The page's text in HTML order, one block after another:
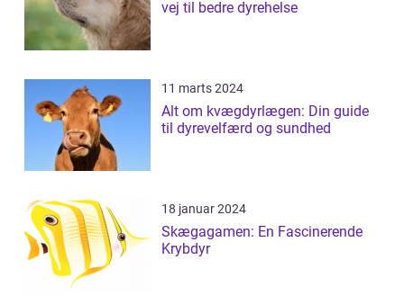
vej til bedre dyrehelse
11 marts 2024
Alt om kvægdyrlægen: Din guide
til dyrevelfærd og sundhed
18 januar 2024
Skægagamen: En Fascinerende
Krybdyr